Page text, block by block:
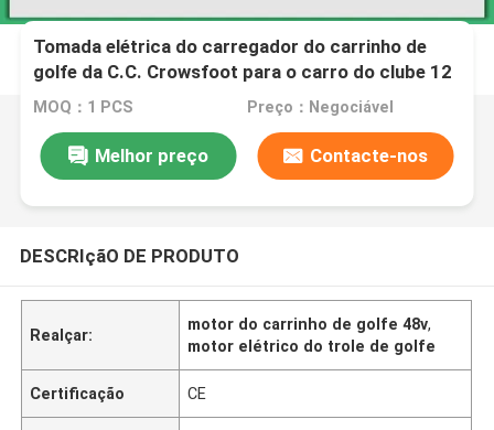
Tomada elétrica do carregador do carrinho de
golfe da C.C. Crowsfoot para o carro do clube 12
meses de garantia
MOQ：1 PCS Preço：Negociável
Melhor preço Contacte-nos
DESCRIçãO DE PRODUTO
Realçar:
motor do carrinho de golfe 48v,
motor elétrico do trole de golfe
Certificação CE